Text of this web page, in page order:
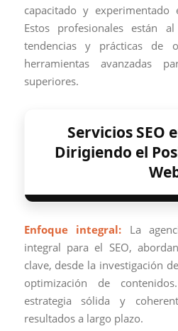
capacitado y
Estos profesionales están
tendencias y prácticas de
herramientas avanzadas
superiores.
Servicios SEO
Dirigiendo el
Enfoque integral: La
integral para el SEO,
clave, desde la investigación
optimización de
estrategia sólida y
resultados a largo plazo.